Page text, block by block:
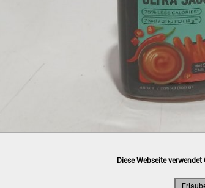
Vorabüberweisung, Barzahlung, Bankomat, Kreditkarte (vor
Diese Webseite